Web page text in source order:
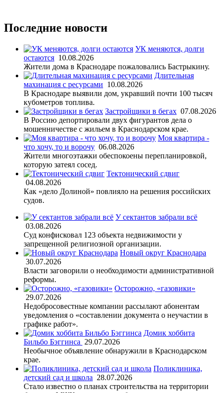
Последние новости
УК меняются, долги
остаются 10.08.2026
Жители дома в Краснодаре пожаловались Бастрыкину.
Длительная
махинация с ресурсами 10.08.2026
В Краснодаре выявили дом, укравший почти 100 тысяч
кубометров топлива.
Застройщики в бегах 07.08.2026
В Россию депортировали двух фигурантов дела о
мошенничестве с жильем в Краснодарском крае.
Моя квартира -
что хочу, то и ворочу 06.08.2026
Жители многоэтажки обеспокоены перепланировкой,
которую затеял сосед.
Тектонический сдвиг
04.08.2026
Как «дело Долиной» повлияло на решения российских
судов.
У сектантов забрали всё
03.08.2026
Суд конфисковал 123 объекта недвижимости у
запрещенной религиозной организации.
Новый округ Краснодара
30.07.2026
Власти заговорили о необходимости административной
реформы.
Осторожно, «газовики»
29.07.2026
Недобросовестные компании рассылают абонентам
уведомления о «составлении документа о неучастии в
графике работ».
Домик хоббита
Бильбо Бэггинса 29.07.2026
Необычное объявление обнаружили в Краснодарском
крае.
Поликлиника,
детский сад и школа 28.07.2026
Стало известно о планах строительства на территории